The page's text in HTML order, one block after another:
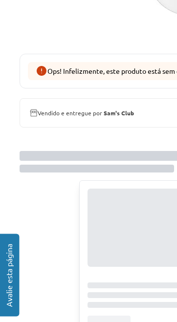
Ops! Infelizmente, este produto está
Vendido e entregue porSam's Club